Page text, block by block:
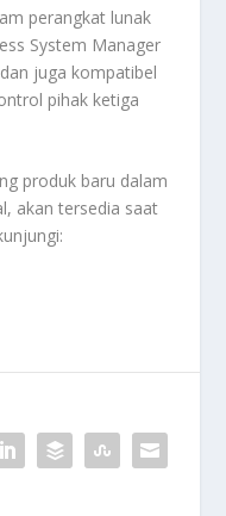
perangkat lunak
System Manager
juga kompatibel
pihak ketiga
produk baru dalam
akan tersedia saat